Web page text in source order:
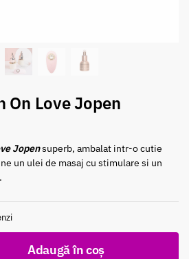
On Love Jopen
Jopensuperb, ambalat intr-o cutie
un ulei de masaj cu stimulare si un
Adaugă în coș